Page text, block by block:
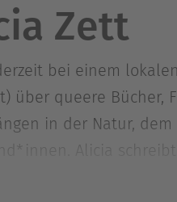
Zett
bei einem
über queere Bücher,
in der Natur, dem
Alicia schreibt